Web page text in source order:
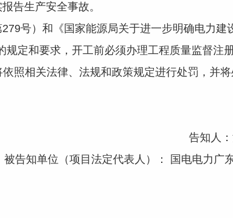
告生产安全事故。
号）和《国家能源局关于进一步明确电力建
定和要求，开工前必须办理工程质量监督注
照相关法律、法规和政策规定进行处罚，并
告知人
被告知单位（项目法定代表人）： 国电电力广